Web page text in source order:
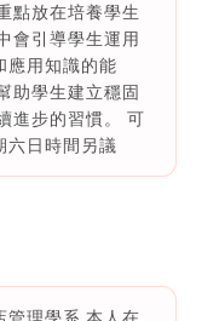
點放在培養學生
會引導學生運用
應用知識的能
助學生建立穩固
進步的習慣。 可
六日時間另議
管理學系 本人在